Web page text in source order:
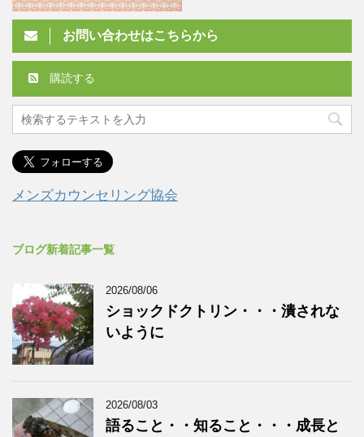
お問い合わせはこちらから
購読する
メンズカウンセリング協会
ブログ新着記事一覧
2026/08/06
ショックドクトリン・・・潰されな
いように
2026/08/03
語ること・・知ること・・・成長と